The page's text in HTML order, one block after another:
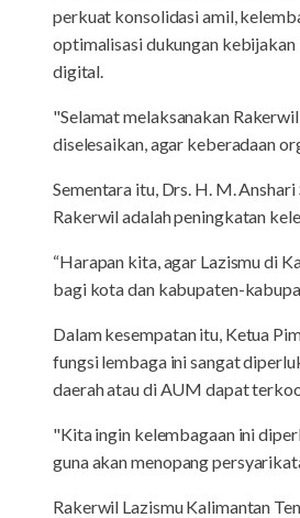
perkuat konsolidasi amil,
optimalisasi dukungan
digital.
"Selamat melaksanakan
diselesaikan, agar keberadaan
Sementara itu, Drs. H. M.
Rakerwil adalah peningkatan
“Harapan kita, agar Lazismu di
bagi kota dan kabupaten-
Dalam kesempatan itu, Ketua
fungsi lembaga ini sangat
daerah atau di AUM dapat
"Kita ingin kelembagaan ini
guna akan menopang
Rakerwil Lazismu Kalimantan